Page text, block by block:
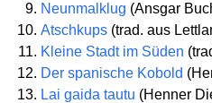
Neunmalklug (Ansgar
Atschkups (trad. aus
Kleine Stadt im Süden
Der spanische Kobold
Lai gaida tautu (Henner